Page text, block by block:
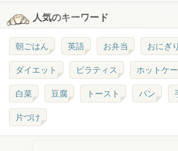
人気のキーワード
朝ごはん 英語 お弁当 おにぎり
ダイエット ピラティス ホットケ
白菜 豆腐 トースト パン
片づけ